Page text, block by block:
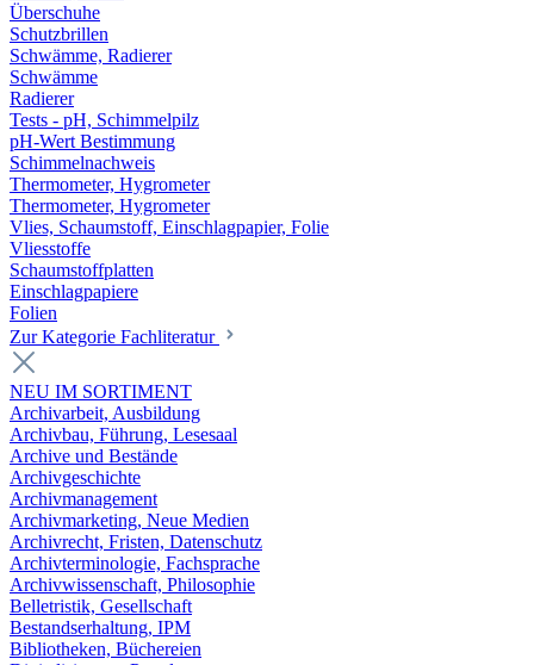
Überschuhe
Schutzbrillen
Schwämme, Radierer
Schwämme
Radierer
Tests - pH, Schimmelpilz
pH-Wert Bestimmung
Schimmelnachweis
Thermometer, Hygrometer
Thermometer, Hygrometer
Vlies, Schaumstoff, Einschlagpapier, Folie
Vliesstoffe
Schaumstoffplatten
Einschlagpapiere
Folien
Zur Kategorie Fachliteratur
NEU IM SORTIMENT
Archivarbeit, Ausbildung
Archivbau, Führung, Lesesaal
Archive und Bestände
Archivgeschichte
Archivmanagement
Archivmarketing, Neue Medien
Archivrecht, Fristen, Datenschutz
Archivterminologie, Fachsprache
Archivwissenschaft, Philosophie
Belletristik, Gesellschaft
Bestandserhaltung, IPM
Bibliotheken, Büchereien